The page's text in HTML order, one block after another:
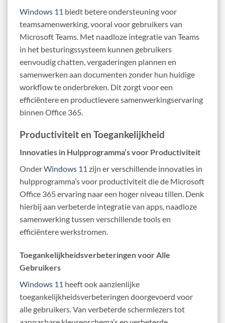
Windows 11 biedt betere ondersteuning voor
teamsamenwerking, vooral voor gebruikers van
Microsoft Teams. Met naadloze integratie van Teams
in het besturingssysteem kunnen gebruikers
eenvoudig chatten, vergaderingen plannen en
samenwerken aan documenten zonder hun huidige
workflow te onderbreken. Dit zorgt voor een
efficiëntere en productievere samenwerkingservaring
binnen Office 365.
Productiviteit en Toegankelijkheid
Innovaties in Hulpprogramma’s voor Productiviteit
OnderWindows 11 zijn er verschillende innovaties in
hulpprogramma’s voor productiviteit die de Microsoft
Office 365 ervaring naar een hoger niveau tillen. Denk
hierbij aan verbeterde integratie van apps, naadloze
samenwerking tussen verschillende tools en
efficiëntere werkstromen.
Toegankelijkheidsverbeteringen voor Alle
Gebruikers
Windows 11 heeft ook aanzienlijke
toegankelijkheidsverbeteringen doorgevoerd voor
alle gebruikers. Van verbeterde schermlezers tot